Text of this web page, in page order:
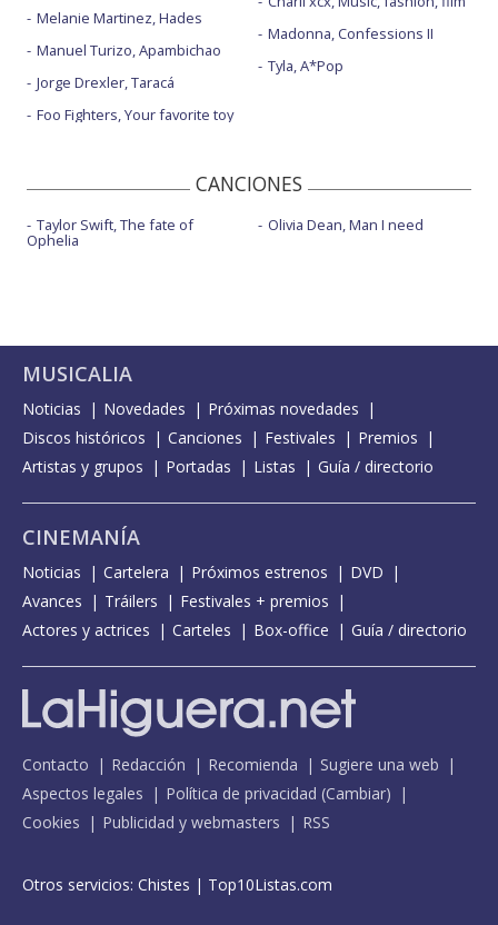
Melanie Martinez, Hades
Manuel Turizo, Apambichao
Jorge Drexler, Taracá
Foo Fighters, Your favorite toy
Madonna, Confessions II
Tyla, A*Pop
CANCIONES
Taylor Swift, The fate of
Ophelia
Olivia Dean, Man I need
MUSICALIA
Noticias Novedades
Próximas novedades
Discos históricos
Canciones Festivales
Premios
Artistas y grupos
Portadas Listas Guía / directorio
CINEMANÍA
Noticias Cartelera Próximos estrenos
DVD
Avances
Tráilers
Festivales + premios
Actores y actrices
Carteles Box-office Guía / directorio
Contacto Redacción Recomienda
Sugiere una web
Aspectos legales
Política de privacidad (Cambiar)
Cookies
Publicidad y webmasters RSS
Otros servicios: Chistes | Top10Listas.com